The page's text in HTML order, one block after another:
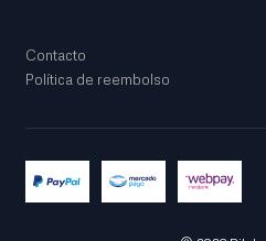
Contacto
Política de reembolso